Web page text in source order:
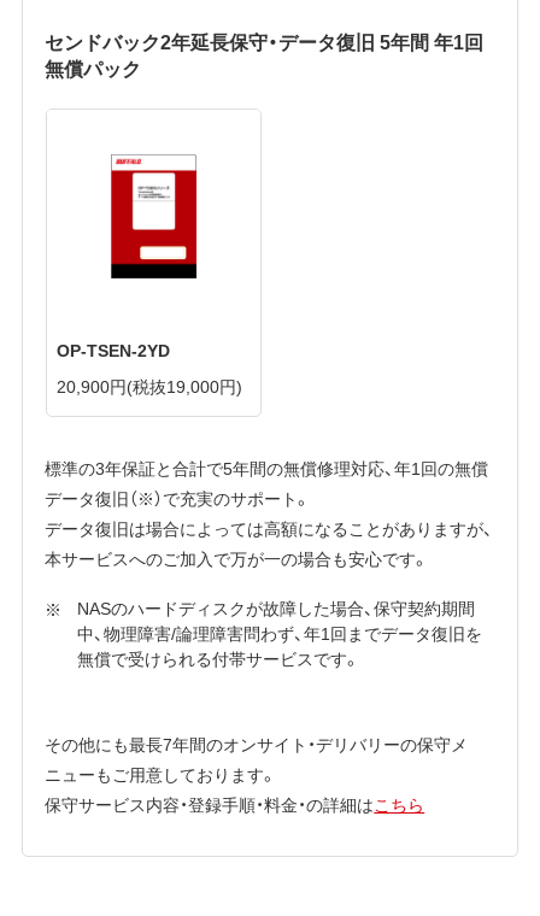
センドバック2年延長保守・データ復旧 5年間 年1回
無償パック
OP-TSEN-2YD
20,900円(税抜19,000円)
標準の3年保証と合計で5年間の無償修理対応、年1回の無償
データ復旧（※）で充実のサポート。
データ復旧は場合によっては高額になることがありますが、
本サービスへのご加入で万が一の場合も安心です。
NASのハードディスクが故障した場合、保守契約期間
中、物理障害/論理障害問わず、年1回までデータ復旧を
無償で受けられる付帯サービスです。
その他にも最長7年間のオンサイト・デリバリーの保守メ
ニューもご用意しております。
保守サービス内容・登録手順・料金・の詳細はこちら